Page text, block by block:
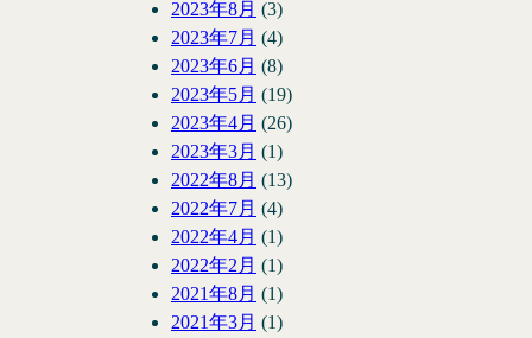
2023年8月 (3)
2023年7月 (4)
2023年6月 (8)
2023年5月 (19)
2023年4月 (26)
2023年3月 (1)
2022年8月 (13)
2022年7月 (4)
2022年4月 (1)
2022年2月 (1)
2021年8月 (1)
2021年3月 (1)